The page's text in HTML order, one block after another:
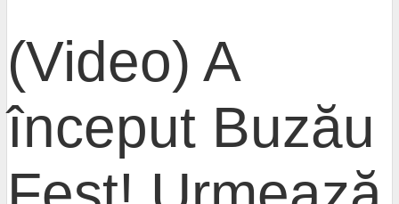
(Video) A
început Buzău